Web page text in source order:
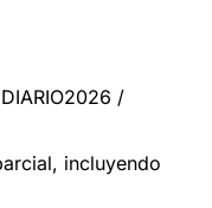
/
incluyendo